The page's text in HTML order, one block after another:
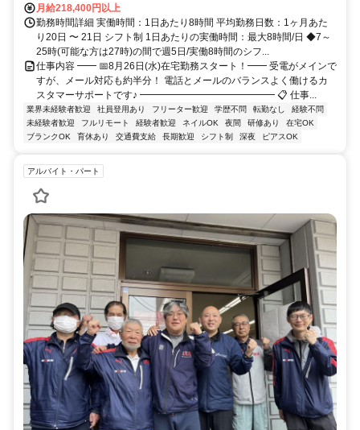
月給218,400円以上
勤務時間詳細 実働時間：1日あたり8時間 平均勤務日数：1ヶ月あた
り20日 〜 21日 シフト制 1日あたりの実働時間：最大8時間/日 ◆7～
25時(可能な方は27時)の間で週5日/実働8時間のシフ...
仕事内容 ━━ 📅8月26日(水)在宅勤務スタート！━━ 受電がメインで
すが、メール対応も約半分！ 電話とメールのバランスよく働けるカ
スタマーサポートです♪ ━━━━━━━━━━━━━━ 📋 仕事...
業界未経験者歓迎 社員登用あり フリーター歓迎 学歴不問 転勤なし
経験不問
未経験者歓迎
フルリモート 経験者歓迎 ネイルOK 夜間 研修あり
在宅OK
ブランクOK
育休あり 交通費支給 長期歓迎 シフト制 深夜 ピアスOK
アルバイト・パート